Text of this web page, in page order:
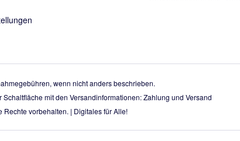
wenn nicht anders beschrieben.
mit den Versandinformationen:Zahlung und Versand
Rechte vorbehalten. | Digitales für Alle!